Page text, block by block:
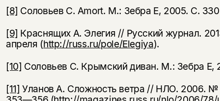
[8] Соловьев С. Amort. М.: Зебра Е, 2005. С.
[9] Краснящих А. Элегия // Русский журнал.
апреля (http://russ.ru/pole/Elegiya).
[10] Соловьев С. Крымский диван. М.: Зебра Е,
[11] Уланов А. Сложность ветра // НЛО. 2006.